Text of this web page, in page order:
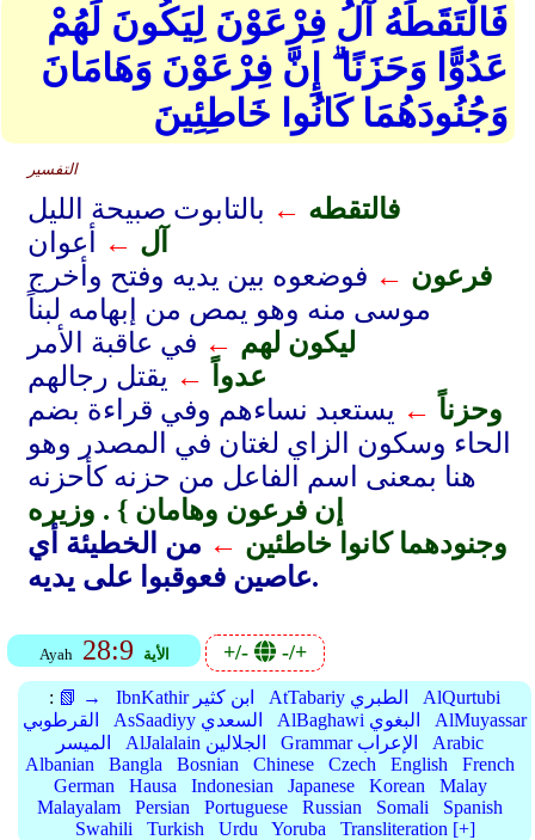
فَالْتَقَطَهُ آلُ فِرْعَوْنَ لِيَكُونَ لَهُمْ
عَدُوًّا وَحَزَنًا ۗ إِنَّ فِرْعَوْنَ وَهَامَانَ
وَجُنُودَهُمَا كَانُوا خَاطِئِينَ
التفسير
فالتقطه ← بالتابوت صبيحة الليل
آل ←
أعوان
فرعون ← فوضعوه بين يديه وفتح وأخرج
موسى منه وهو يمص من إبهامه لبناً
ليكون لهم ← في عاقبة الأمر
عدواً
← يقتل رجالهم
وحزناً ← يستعبد نساءهم وفي قراءة بضم
الحاء وسكون الزاي لغتان في المصدر وهو
هنا بمعنى اسم الفاعل من حزنه كأحزنه
إن فرعون وهامان } . وزيره
وجنودهما كانوا خاطئين ← من الخطيئة أي
عاصين فعوقبوا على يديه.
Ayah 28:9 الأية +/- -/+
: 📗 → IbnKathir ابن كثير AtTabariy الطبري
AlQurtubi
القرطوبي
AsSaadiyy السعدي AlBaghawi البغوي
AlMuyassar
الميسر
AlJalalain الجلالين Grammar الإعراب
Arabic
Albanian
Bangla Bosnian Chinese Czech English
French
German
Hausa Indonesian Japanese Korean
Malay
Malayalam
Persian Portuguese Russian Somali
Spanish
Swahili
Turkish Urdu Yoruba Transliteration [+]